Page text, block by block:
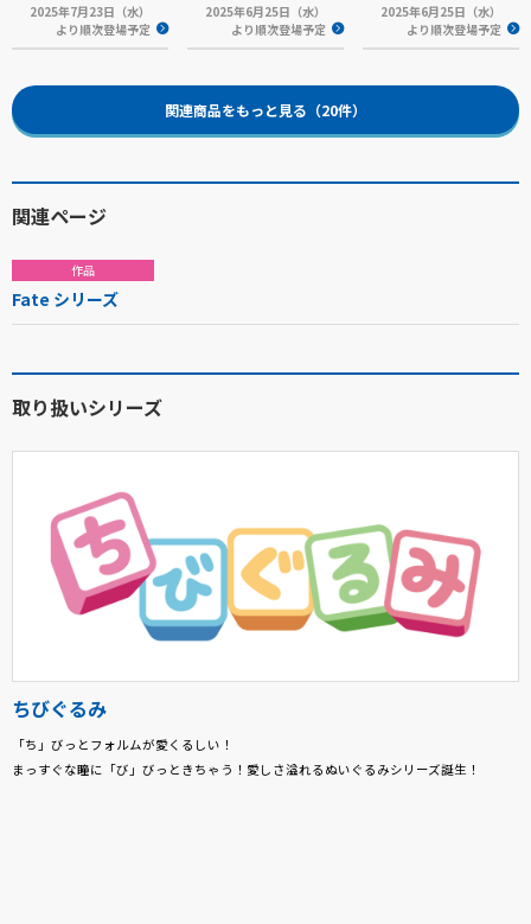
2025年7月23日（水）
より順次登場予定
2025年6月25日（水）
より順次登場予定
2025年6月25日（水）
より順次登場予定
関連商品をもっと見る（20件）
関連ページ
作品
Fate シリーズ
取り扱いシリーズ
ちびぐるみ
「ち」びっとフォルムが愛くるしい！
まっすぐな瞳に「び」びっときちゃう！愛しさ溢れるぬいぐるみシリーズ誕生！